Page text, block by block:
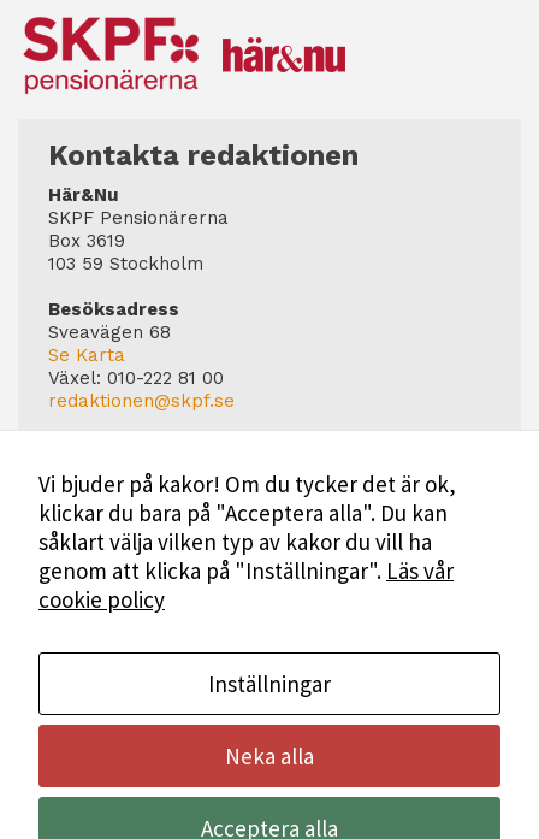
Kontakta redaktionen
Här&Nu
SKPF Pensionärerna
Box 3619
103 59 Stockholm
Besöksadress
Sveavägen 68
Se Karta
Växel: 010-222 81 00
redaktionen@skpf.se
Markus Dahlberg
Tel: 0720-88 17 17
markus.dahlberg@skpf.se
Annonsering
Swartling & Bergström Media
Birger Jarlsgatan 110
Tel: 08-545 160 60
Bli medlem i SKPF
Vi bjuder på kakor! Om du tycker det är ok,
klickar du bara på "Acceptera alla". Du kan
såklart välja vilken typ av kakor du vill ha
genom att klicka på "Inställningar". Läs vår
cookie policy
Inställningar
Neka alla
Acceptera alla